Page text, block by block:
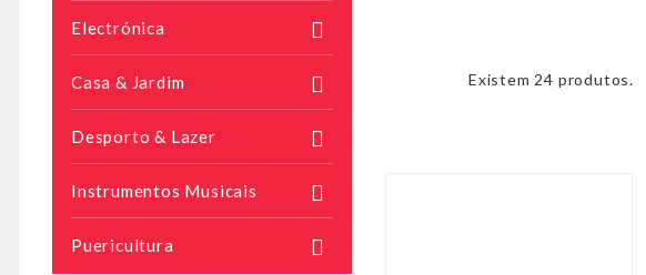

Electrónica

Casa & Jardim

Desporto & Lazer

Instrumentos Musicais

Puericultura
Existem 24 produtos.